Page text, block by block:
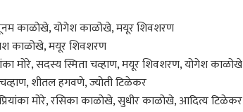
काळोखे, योगेश काळोखे, मयूर शिवशरण
काळोखे, मयूर शिवशरण
मोरे, सदस्य स्मिता चव्हाण, मयूर शिवशरण, योगेश काळोखे
शीतल हगवणे, ज्योती टिळेकर
मोरे, रसिका काळोखे, सुधीर काळोखे, आदित्य टिळेकर